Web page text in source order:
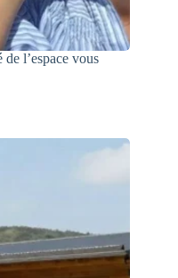
l’espace vous